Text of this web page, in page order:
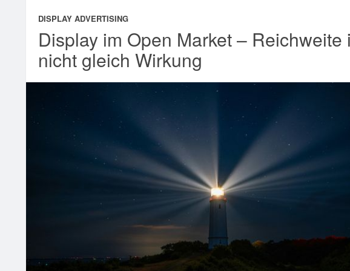
DISPLAY ADVERTISING
Display im Open Market – Reichweite
nicht gleich Wirkung